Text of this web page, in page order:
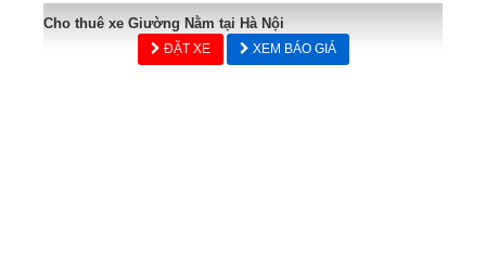
Cho thuê xe Giường Nằm tại Hà Nội
ĐẶT XE XEM BÁO GIÁ